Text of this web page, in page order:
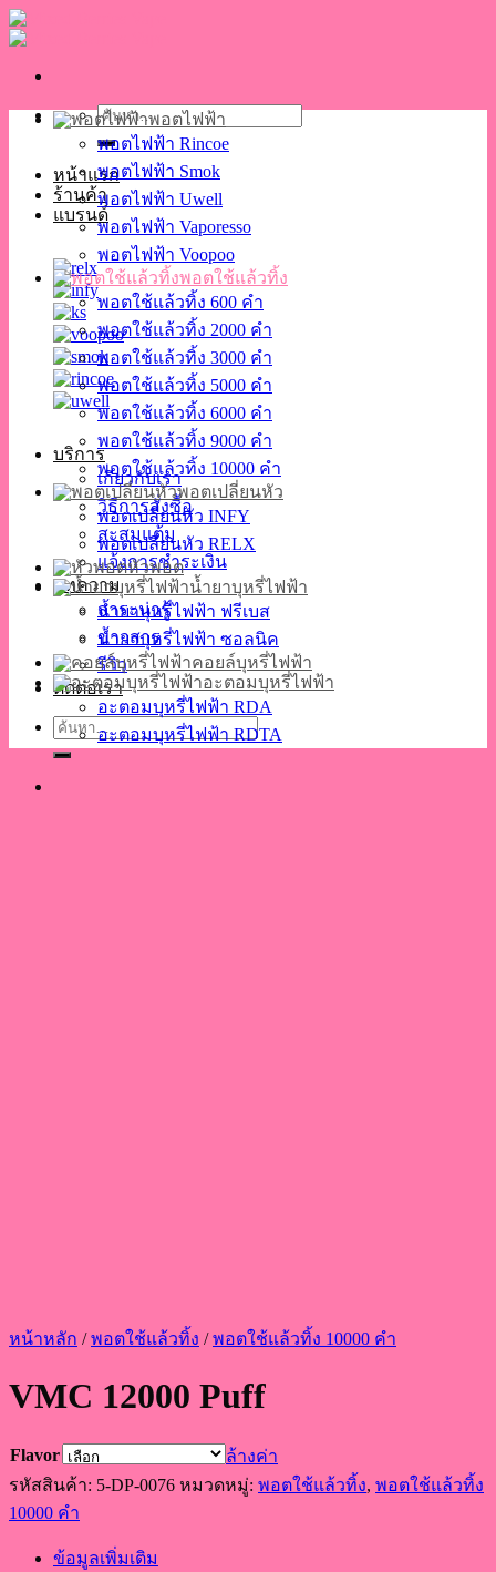
Skip
to
ค้นหา:
หน้าแรก
ร้านค้า
แบรนด์
บริการ
เกี่ยวกับเรา
วิธีการสั่งซื้อ
สะสมแต้ม
แจ้งการชำระเงิน
บทความ
สาระน่ารู้
ข่าวสาร
รีวิว
ติดต่อเรา
ค้นหา:
พอตไฟฟ้า
พอตไฟฟ้า Rincoe
พอตไฟฟ้า Smok
พอตไฟฟ้า Uwell
พอตไฟฟ้า Vaporesso
พอตไฟฟ้า Voopoo
พอตใช้แล้วทิ้ง
พอตใช้แล้วทิ้ง 600 คำ
พอตใช้แล้วทิ้ง 2000 คำ
พอตใช้แล้วทิ้ง 3000 คำ
พอตใช้แล้วทิ้ง 5000 คำ
พอตใช้แล้วทิ้ง 6000 คำ
พอตใช้แล้วทิ้ง 9000 คำ
พอตใช้แล้วทิ้ง 10000 คำ
พอตเปลี่ยนหัว
พอตเปลี่ยนหัว INFY
พอตเปลี่ยนหัว RELX
หัวพอต
น้ำยาบุหรี่ไฟฟ้า
น้ำยาบุหรี่ไฟฟ้า ฟรีเบส
น้ำยาบุหรี่ไฟฟ้า ซอลนิค
คอยล์บุหรี่ไฟฟ้า
อะตอมบุหรี่ไฟฟ้า
อะตอมบุหรี่ไฟฟ้า RDA
อะตอมบุหรี่ไฟฟ้า RDTA
หน้าหลัก / พอตใช้แล้วทิ้ง / พอตใช้แล้วทิ้ง 10000 คำ
VMC 12000 Puff
Flavor
ล้างค่า
รหัสสินค้า: 5-DP-0076 หมวดหมู่: พอตใช้แล้วทิ้ง, พอตใช้แล้วทิ้ง
10000 คำ
ข้อมูลเพิ่มเติม